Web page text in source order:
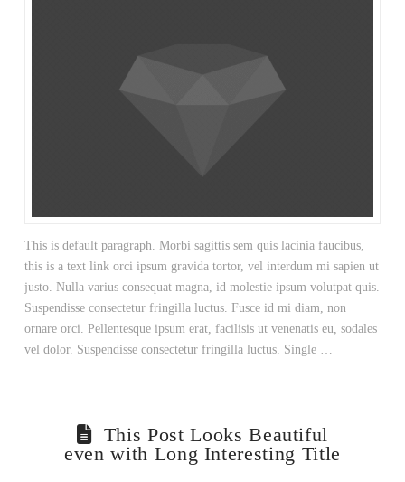
This is default paragraph. Morbi sagittis sem quis lacinia faucibus,
this is a text link orci ipsum gravida tortor, vel interdum mi sapien ut
justo. Nulla varius consequat magna, id molestie ipsum volutpat quis.
Suspendisse consectetur fringilla luctus. Fusce id mi diam, non
ornare orci. Pellentesque ipsum erat, facilisis ut venenatis eu, sodales
vel dolor. Suspendisse consectetur fringilla luctus. Single …
This Post Looks Beautiful
even with Long Interesting Title